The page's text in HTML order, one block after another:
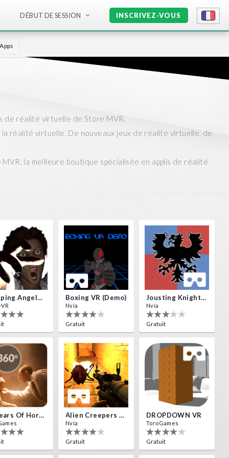
DÉBUT DE SESSION INSCRIVEZ-VOUS
de réalité virtuelle de Store MVR.
la réalité virtuelle. De nouveaux jeux de réalité virtuelle, de
la meilleure boutique spécialisée en applis de réalité
Weeping Angels VR Boxing VR (Demo)
Nvía
Gratuit
Jousting Knights VR
Nvía
Gratuit
10 Years Of Horror Nights Alien Creepers VR
Nvía
Gratuit
DROPDOWN VR
ToroGames
Gratuit